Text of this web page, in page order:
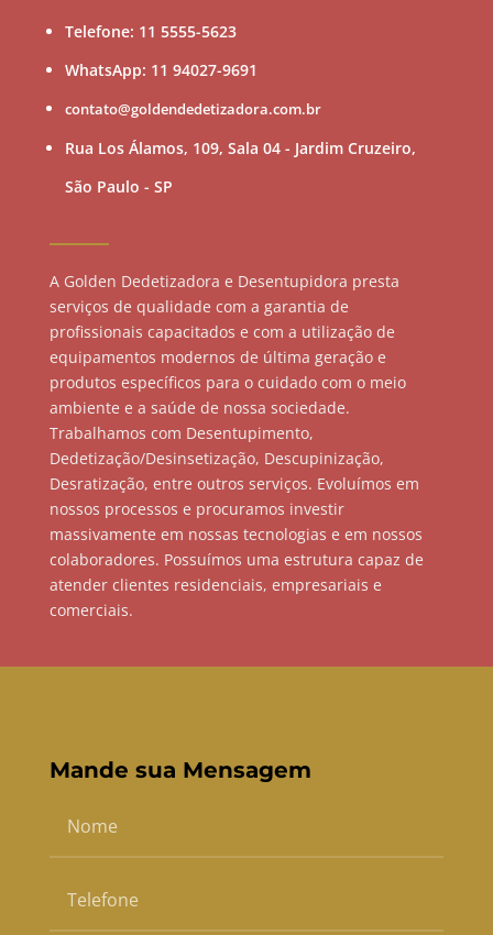
Telefone: 11 5555-5623
WhatsApp: 11 94027-9691
contato@goldendedetizadora.com.br
Rua Los Álamos, 109, Sala 04 - Jardim Cruzeiro,
São Paulo - SP
A Golden Dedetizadora e Desentupidora presta
serviços de qualidade com a garantia de
profissionais capacitados e com a utilização de
equipamentos modernos de última geração e
produtos específicos para o cuidado com o meio
ambiente e a saúde de nossa sociedade.
Trabalhamos com Desentupimento,
Dedetização/Desinsetização, Descupinização,
Desratização, entre outros serviços. Evoluímos em
nossos processos e procuramos investir
massivamente em nossas tecnologias e em nossos
colaboradores. Possuímos uma estrutura capaz de
atender clientes residenciais, empresariais e
comerciais.
Mande sua Mensagem